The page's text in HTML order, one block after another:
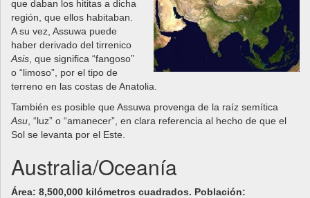
que daban los hititas a dicha
región, que ellos habitaban.
A su vez, Assuwa puede
haber derivado del tirrenico
Asis , que significa “fangoso”
o “limoso”, por el tipo de
terreno en las costas de Anatolia.
También es posible que Assuwa provenga de la raíz semítica
Asu , “luz” o “amanecer”, en clara referencia al hecho de que el
Sol se levanta por el Este.
Australia/Oceanía
Área: 8,500,000 kilómetros cuadrados. Población: